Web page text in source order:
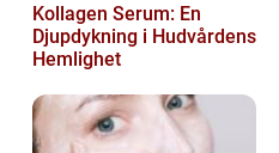
Kollagen Serum: En
Djupdykning i Hudvårdens
Hemlighet